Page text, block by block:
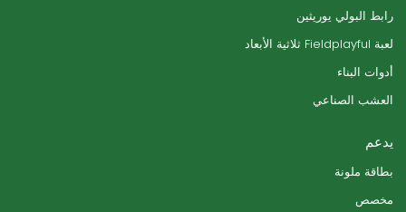
رابط البولي يوريثين
لعبة Fieldplayful ثلاثية الأبعاد
أدوات البناء
العشب الصناعي
يدعم
بطاقة ملونة
مخصص